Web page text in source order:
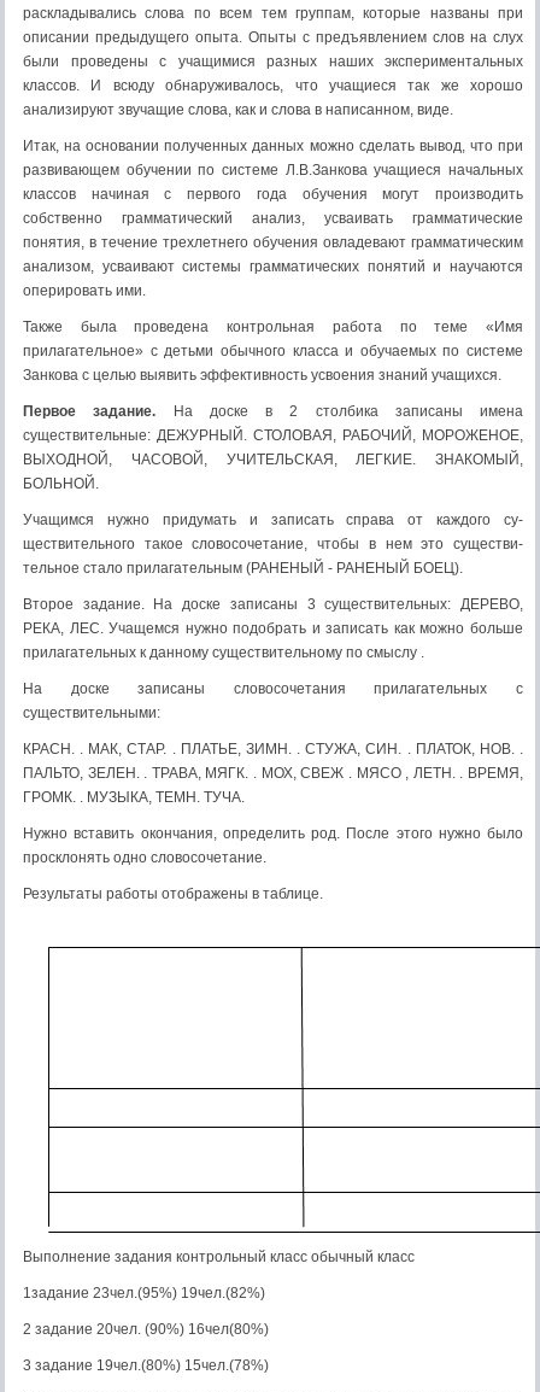
раскладывались слова по всем тем группам, которые названы при
описании предыдуще­го опыта. Опыты с предъявлением слов на слух
были проведены с учащимися разных наших эксперименталь­ных
классов. И всюду обнаруживалось, что учащиеся так же хорошо
анализируют звучащие слова, как и слова в написанном, виде.
Итак, на основании полученных данных можно сде­лать вывод, что при
развивающем обучении по системе Л.В.Занкова учащиеся начальных
классов начиная с первого года обучения мо­гут производить
собственно грамматический анализ, усваивать грамматические
понятия, в течение трехлет­него обучения овладевают грамматическим
анализом, усваивают системы грамматических понятий и научают­ся
оперировать ими.
Также была проведена контрольная работа по теме «Имя
прилагательное» с детьми обычного класса и обучаемых по системе
Занкова с целью выявить эффективность усвоения знаний учащихся.
Первое задание. На доске в 2 столбика записаны имена
существительные: ДЕЖУРНЫЙ. СТОЛОВАЯ, РАБОЧИЙ, МОРОЖЕНОЕ,
ВЫХОДНОЙ, ЧАСОВОЙ, УЧИ­ТЕЛЬСКАЯ, ЛЕГКИЕ. ЗНАКОМЫЙ,
БОЛЬНОЙ.
Учащимся нужно придумать и записать справа от каждого су­
ществительного такое словосочетание, чтобы в нем это существи­
тельное стало прилагательным (РАНЕНЫЙ - РАНЕНЫЙ БО­ЕЦ).
Второе задание. На доске записаны 3 сущест­вительных: ДЕРЕВО,
РЕКА, ЛЕС. Учащемся нужно подобрать и записать как можно больше
прилагательных к дан­ному существительному по смыслу .
На доске записаны словосочетания прилагательных с
существительными:
КРАСН. . МАК, СТАР. . ПЛАТЬЕ, ЗИМН. . СТУЖА, СИН. . ПЛАТОК, НОВ. .
ПАЛЬТО, ЗЕЛЕН. . ТРАВА, МЯГК. . МОХ, СВЕЖ . МЯСО , ЛЕТН. . ВРЕМЯ,
ГРОМК. . МУЗЫКА, ТЕМН. ТУЧА.
Нужно вставить окончания, определить род. После этого нужно было
просклонять одно словосочетание.
Результаты работы отображены в таблице.
Выполнение задания контрольный класс обычный класс
1задание 23чел.(95%) 19чел.(82%)
2 задание 20чел. (90%) 16чел(80%)
3 задание 19чел.(80%) 15чел.(78%)